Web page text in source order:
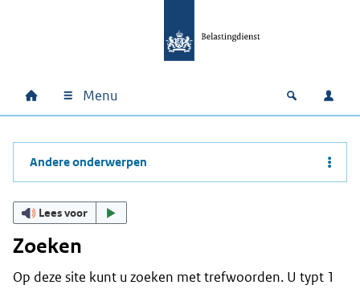
Hoofdnavigatie
Home Menu Open
Andere onderwerpen
Lees voor
Zoeken
Op deze site kunt u zoeken met trefwoorden. U typt 1